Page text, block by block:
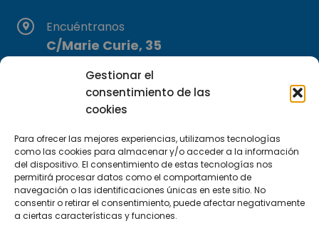
Gestionar el
consentimiento de las
cookies
Para ofrecer las mejores experiencias, utilizamos tecnologías
como las cookies para almacenar y/o acceder a la información
del dispositivo. El consentimiento de estas tecnologías nos
permitirá procesar datos como el comportamiento de
navegación o las identificaciones únicas en este sitio. No
consentir o retirar el consentimiento, puede afectar negativamente
a ciertas características y funciones.
Encuéntranos
C/Marie Curie, 35
Suscríbete a nuestra Newsletter
SUSCRÍBETE AQUÍ